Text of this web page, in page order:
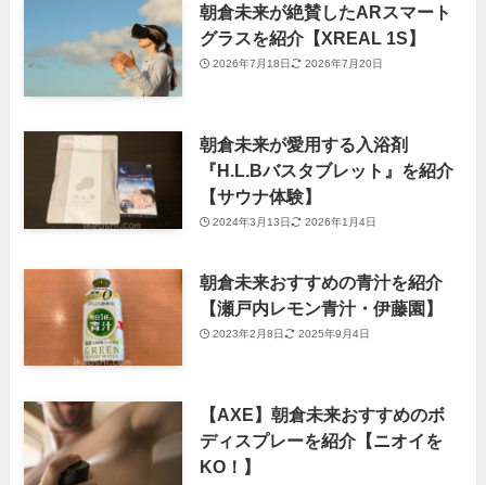
朝倉未来が絶賛したARスマート
グラスを紹介【XREAL 1S】
2026年7月18日 2026年7月20日
朝倉未来が愛用する入浴剤
『H.L.Bバスタブレット』を紹介
【サウナ体験】
2024年3月13日 2026年1月4日
朝倉未来おすすめの青汁を紹介
【瀬戸内レモン青汁・伊藤園】
2023年2月8日 2025年9月4日
【AXE】朝倉未来おすすめのボ
ディスプレーを紹介【ニオイを
KO！】